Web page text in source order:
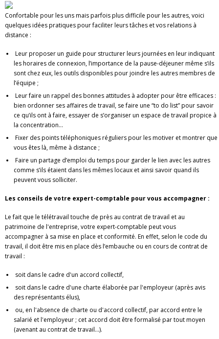
Confortable pour les uns mais parfois plus difficile pour les autres, voici
quelques idées pratiques pour faciliter leurs tâches et vos relations à
distance :
Leur proposer un guide pour structurer leurs journées en leur indiquant
les horaires de connexion, l’importance de la pause-déjeuner même s’ils
sont chez eux, les outils disponibles pour joindre les autres membres de
l’équipe ;
Leur faire un rappel des bonnes attitudes à adopter pour être efficaces :
bien ordonner ses affaires de travail, se faire une “to do list” pour savoir
ce qu’ils ont à faire, essayer de s’organiser un espace de travail propice à
la concentration…
Fixer des points téléphoniques réguliers pour les motiver et montrer que
vous êtes là, même à distance ;
Faire un partage d’emploi du temps pour garder le lien avec les autres
comme s’ils étaient dans les mêmes locaux et ainsi savoir quand ils
peuvent vous solliciter.
Les conseils de votre expert-comptable pour vous accompagner :
Le fait que le télétravail touche de près au contrat de travail et au
patrimoine de l'entreprise, votre expert-comptable peut vous
accompagner à sa mise en place et conformité. En effet, selon le code du
travail, il doit être mis en place dès l’embauche ou en cours de contrat de
travail :
soit dans le cadre d'un accord collectif,
soit dans le cadre d'une charte élaborée par l'employeur (après avis
des représentants élus),
ou, en l'absence de charte ou d'accord collectif, par accord entre le
salarié et l'employeur ; cet accord doit être formalisé par tout moyen
(avenant au contrat de travail…).